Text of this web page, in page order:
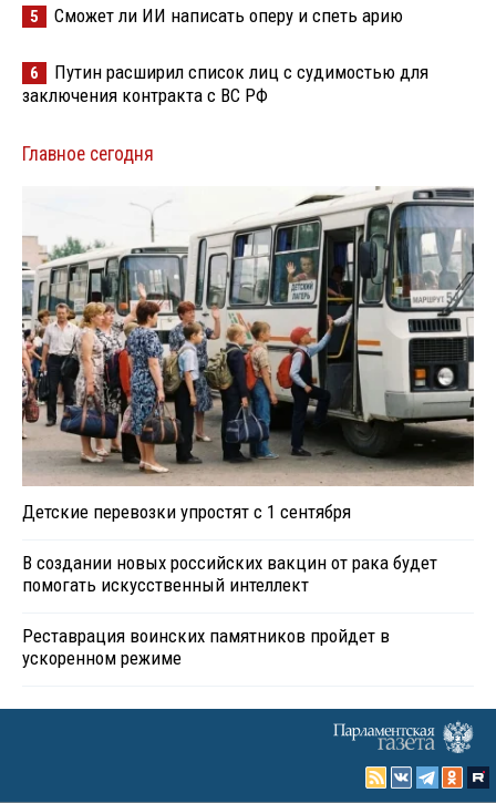
5 Сможет ли ИИ написать оперу и спеть арию
6
Путин расширил список лиц с судимостью для
заключения контракта с ВС РФ
Главное сегодня
Детские перевозки упростят с 1 сентября
В создании новых российских вакцин от рака будет
помогать искусственный интеллект
Реставрация воинских памятников пройдет в
ускоренном режиме